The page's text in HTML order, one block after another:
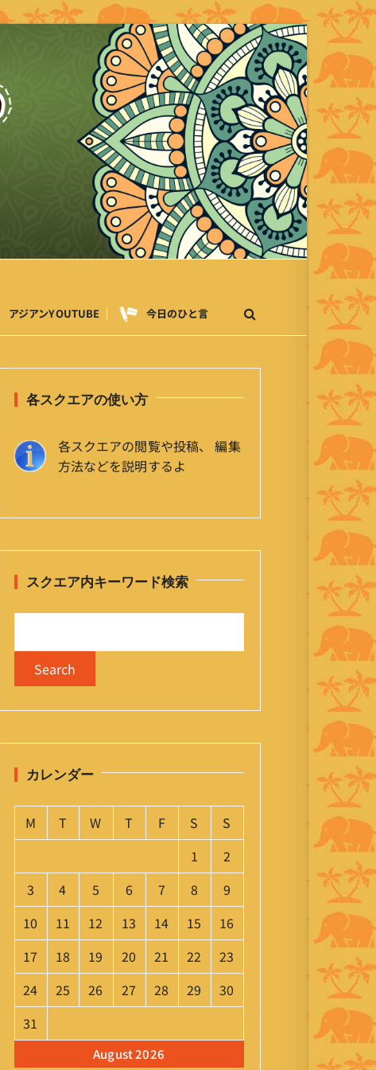
アジアンYOUTUBE 今日のひと言
各スクエアの使い方
各スクエアの閲覧や投稿、 編集
方法などを説明するよ
スクエア内キーワード検索
カレンダー
August 2026
M T W T F S
S
1
2
3
4 5 6 7 8
9
10
11 12 13 14 15
16
17
18 19 20 21 22
23
24
25 26 27 28 29
30
31